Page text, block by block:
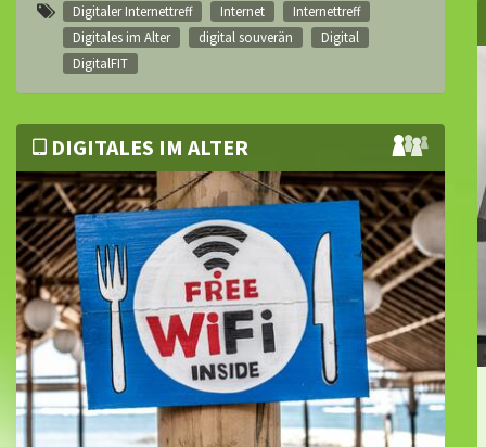
Digitaler Internettreff Internet
Internettreff
Digitales im Alter
digital souverän
Digital
DigitalFIT
DIGITALES IM ALTER